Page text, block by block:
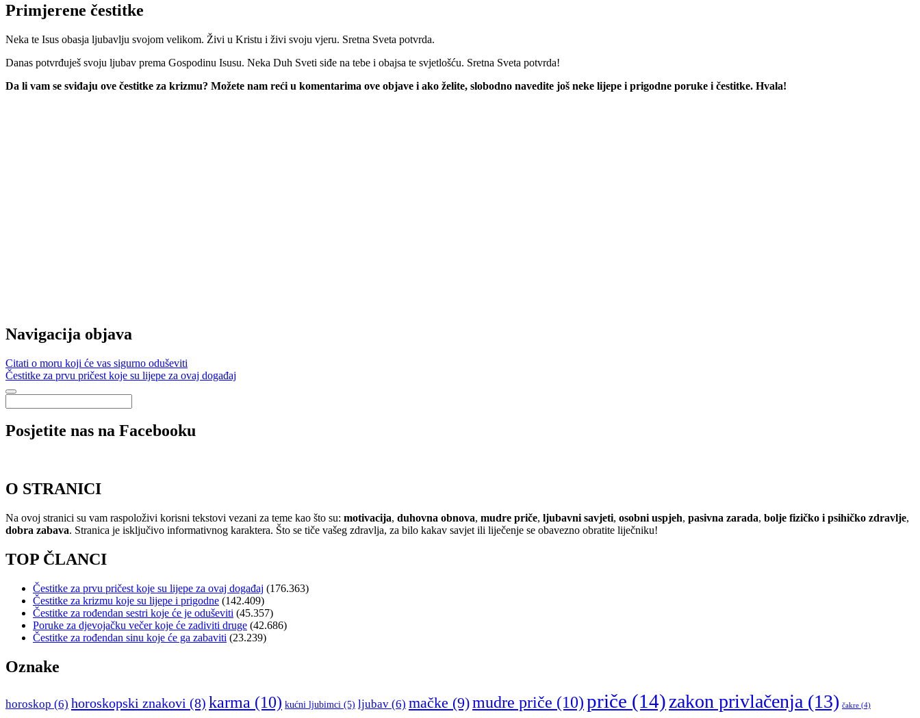
Primjerene čestitke
Neka te Isus obasja ljubavlju svojom velikom. Živi u Kristu i živi svoju vjeru. Sretna Sveta potvrda.
Danas potvrđuješ svoju ljubav prema Gospodinu Isusu. Neka Duh Sveti siđe na tebe i obajsa te svjetlošću. Sretna Sveta potvrda!
Da li vam se sviđaju ove čestitke za krizmu? Možete nam reći u komentarima ove objave i ako želite, slobodno navedite još neke lijepe i prigodne poruke i čestitke. Hvala!
Navigacija objava
Citati o moru koji će vas sigurno oduševiti
Čestitke za prvu pričest koje su lijepe za ovaj događaj
Posjetite nas na Facebooku
O STRANICI
Na ovoj stranici su vam raspoloživi korisni tekstovi vezani za teme kao što su: motivacija, duhovna obnova, mudre priče, ljubavni savjeti, osobni uspjeh, pasivna zarada, bolje fizičko i psihičko zdravlje,
dobra zabava. Stranica je isključivo informativnog karaktera. Što se tiče vašeg zdravlja, za bilo kakav savjet ili liječenje se obavezno obratite liječniku!
TOP ČLANCI
Čestitke za prvu pričest koje su lijepe za ovaj događaj (176.363)
Čestitke za krizmu koje su lijepe i prigodne (142.409)
Čestitke za rođendan sestri koje će je oduševiti (45.357)
Poruke za djevojačku večer koje će zadiviti druge (42.686)
Čestitke za rođendan sinu koje će ga zabaviti (23.239)
Oznake
horoskop (6) horoskopski znakovi (8) karma (10) kućni ljubimci (5) ljubav (6) mačke (9)mudre priče (10)priče (14)zakon privlačenja (13) čakre (4)